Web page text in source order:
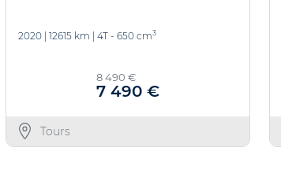
2020| 12615 km 4T - 650 cm3
8 490 €
7 490 €
Tours